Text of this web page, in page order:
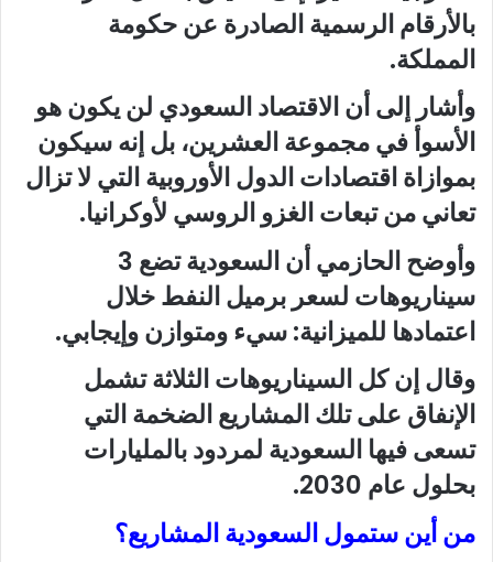
بالأرقام الرسمية الصادرة عن حكومة
المملكة.
وأشار إلى أن الاقتصاد السعودي لن يكون هو
الأسوأ في مجموعة العشرين، بل إنه سيكون
بموازاة اقتصادات الدول الأوروبية التي لا تزال
تعاني من تبعات الغزو الروسي لأوكرانيا.
وأوضح الحازمي أن السعودية تضع 3
سيناريوهات لسعر برميل النفط خلال
اعتمادها للميزانية: سيء ومتوازن وإيجابي.
وقال إن كل السيناريوهات الثلاثة تشمل
الإنفاق على تلك المشاريع الضخمة التي
تسعى فيها السعودية لمردود بالمليارات
بحلول عام 2030.
من أين ستمول السعودية المشاريع؟